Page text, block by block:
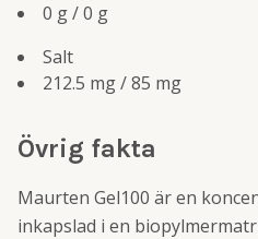
0 g / 0 g
Salt
212.5 mg / 85 mg
Övrig fakta
Maurten Gel100 är en
inkapslad i en